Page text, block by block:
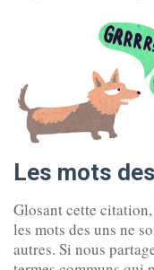
Les mots
Glosant cette
les mots des uns ne
autres. Si nous